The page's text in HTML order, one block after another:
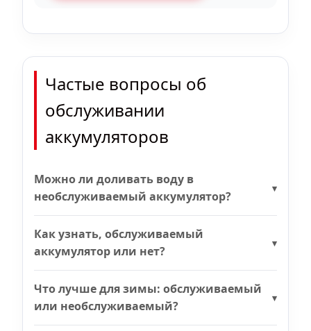
Частые вопросы об
обслуживании
аккумуляторов
Можно ли доливать воду в
необслуживаемый аккумулятор?
Как узнать, обслуживаемый
аккумулятор или нет?
Что лучше для зимы: обслуживаемый
или необслуживаемый?